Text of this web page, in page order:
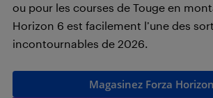
ou pour les courses de Touge en
Horizon 6 est facilement l’une des
incontournables de 2026.
Magasinez Forza